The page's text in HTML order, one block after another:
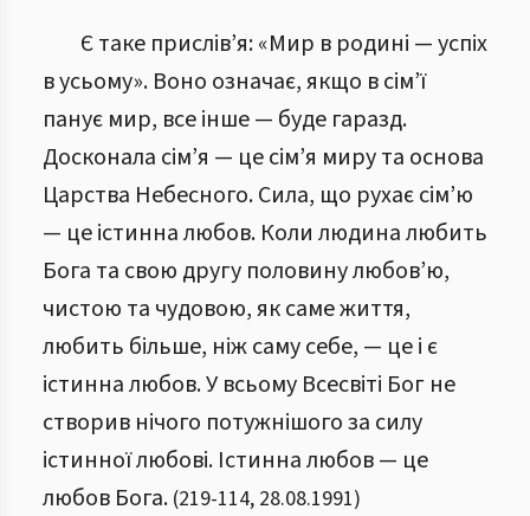
Є таке прислів’я: «Мир в родині — успіх
в усьому». Воно означає, якщо в сім’ї
панує мир, все інше — буде гаразд.
Досконала сім’я — це сім’я миру та основа
Царства Небесного. Сила, що рухає сім’ю
— це істинна любов. Коли людина любить
Бога та свою другу половину любов’ю,
чистою та чудовою, як саме життя,
любить більше, ніж саму себе, — це і є
істинна любов. У всьому Всесвіті Бог не
створив нічого потужнішого за силу
істинної любові. Істинна любов — це
любов Бога. (219-114, 28.08.1991)